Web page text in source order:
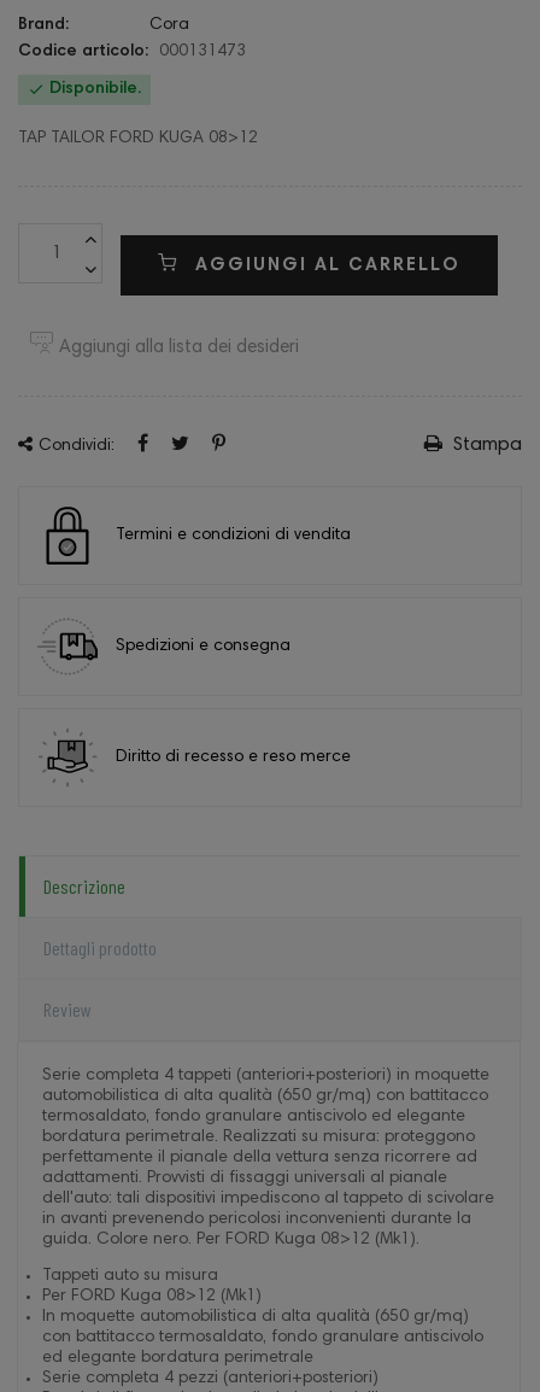
Brand:
Cora
Codice articolo:
000131473
 Disponibile.
TAP TAILOR FORD KUGA 08>12
AGGIUNGI AL CARRELLO
Aggiungi alla lista dei desideri
Condividi: Stampa
Termini e condizioni di vendita
Spedizioni e consegna
Diritto di recesso e reso merce
Descrizione
Dettagli prodotto
Review
Serie completa 4 tappeti (anteriori+posteriori) in moquette
automobilistica di alta qualità (650 gr/mq) con battitacco
termosaldato, fondo granulare antiscivolo ed elegante
bordatura perimetrale. Realizzati su misura: proteggono
perfettamente il pianale della vettura senza ricorrere ad
adattamenti. Provvisti di fissaggi universali al pianale
dell'auto: tali dispositivi impediscono al tappeto di scivolare
in avanti prevenendo pericolosi inconvenienti durante la
guida. Colore nero. Per FORD Kuga 08>12 (Mk1).
Tappeti auto su misura
Per FORD Kuga 08>12 (Mk1)
In moquette automobilistica di alta qualità (650 gr/mq)
con battitacco termosaldato, fondo granulare antiscivolo
ed elegante bordatura perimetrale
Serie completa 4 pezzi (anteriori+posteriori)